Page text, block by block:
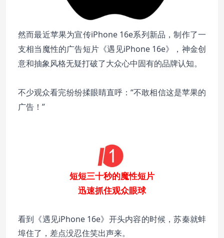
然而最近苹果为宣传iPhone 16e系列新品，制作了一
支相当魔性的广告短片《遇见iPhone 16e》，神金创
意和抽象风格无疑打破了大众心中固有的品牌认知。
不少观众看完纷纷揉眼睛直呼：“不敢相信这是苹果的
广告！”
短短三十秒的魔性短片
迅速抓住观众眼球
看到 《遇见iPhone 16e》 开头内容的时候，苏秦就蚌
埠住了，差点没忍住笑出声来。